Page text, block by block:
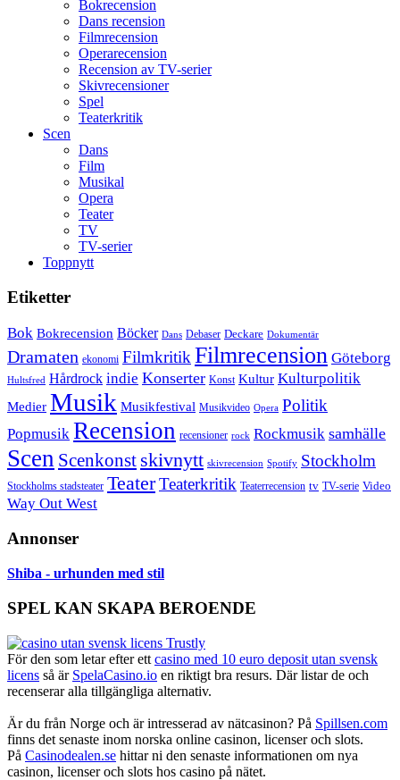
Bokrecension
Dans recension
Filmrecension
Operarecension
Recension av TV-serier
Skivrecensioner
Spel
Teaterkritik
Scen
Dans
Film
Musikal
Opera
Teater
TV
TV-serier
Toppnytt
Etiketter
Bok Bokrecension Böcker Dans Debaser Deckare Dokumentär
Dramaten ekonomi Filmkritik Filmrecension Göteborg
Hultsfred Hårdrock indie Konserter Konst Kultur Kulturpolitik
Medier Musik Musikfestival Musikvideo Opera Politik
Popmusik Recension recensioner rock Rockmusik samhälle
Scen Scenkonst skivnytt skivrecension Spotify Stockholm
Stockholms stadsteater TeaterTeaterkritik Teaterrecension tv TV-serie Video
Way Out West
Annonser
Shiba - urhunden med stil
SPEL KAN SKAPA BEROENDE
För den som letar efter ett casino med 10 euro deposit utan svensk
licens så är SpelaCasino.io en riktigt bra resurs. Där listar de och
recenserar alla tillgängliga alternativ.
Är du från Norge och är intresserad av nätcasinon? På Spillsen.com
finns det senaste inom norska online casinon, licenser och slots.
På Casinodealen.se hittar ni den senaste informationen om nya
casinon, licenser och slots hos casino på nätet.